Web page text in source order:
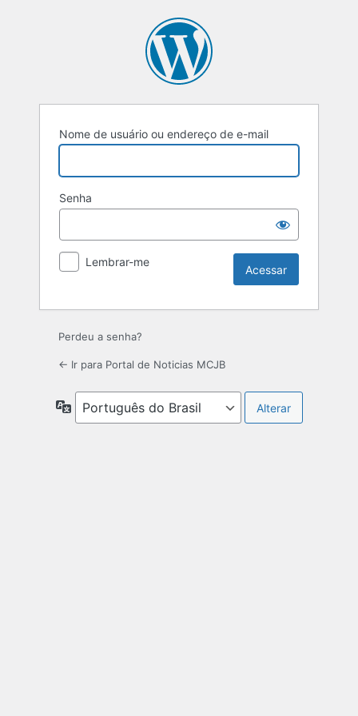
Nome de usuário ou endereço de e-mail
Senha
Lembrar-me
Perdeu a senha?
← Ir para Portal de Noticias MCJB
Idioma